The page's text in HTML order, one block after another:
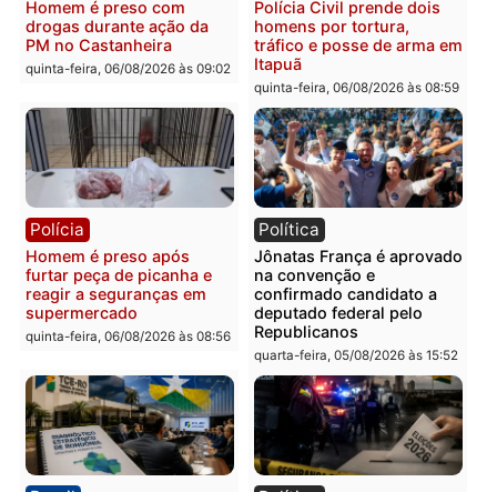
Polícia
Policiais militares
recuperam moto furtada e
Leste
quinta-feira, 06/08/2026 às 09:28
Polícia
Jovem é encontrado
na Rua dos Cravos e
é investigado pela
em RO
quinta-feira, 06/08/2026 às
Polícia
Homem é esfaqueado no
tórax durante briga com
Guimarães
quinta-feira, 06/08/2026 às 09:24
Polícia
Três suspeitos ligados a
facção criminosa são
presos por receptação e
adulteração de veículos
em Porto Velho
quinta-feira, 06/08/2026 às